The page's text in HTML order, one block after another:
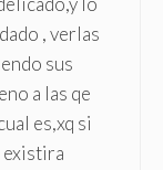
, verlas
sus
a las qe
es,xq si
existira